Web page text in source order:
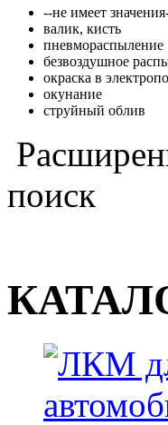
--не имеет
валик, кисть
пневмораспыление
безвоздушное
окраска в
окунание
струйный облив
поиск